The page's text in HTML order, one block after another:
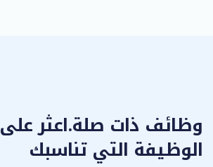
وظائف ذات صلة.اعثر على
الوظيفة التي تناسبك